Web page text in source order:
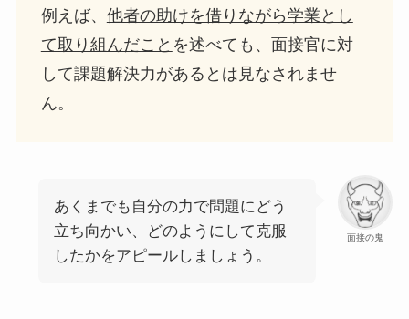
例えば、 他者の助けを借りながら学業とし
て取り組んだこと を述べても、面接官に対
して課題解決力があるとは見なされませ
ん。
面接の鬼
あくまでも自分の力で問題にどう
立ち向かい、どのようにして克服
したかをアピールしましょう。